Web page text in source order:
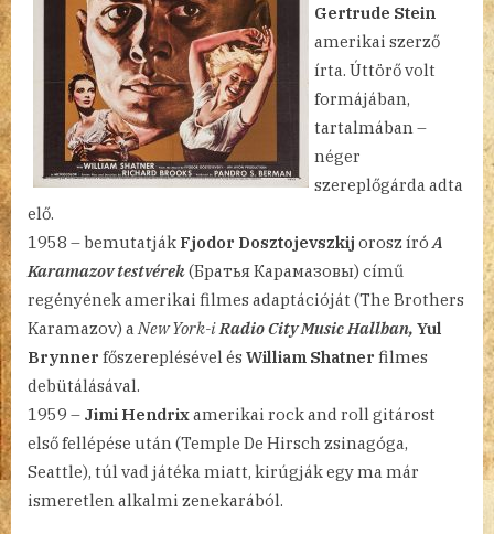
Gertrude Stein
amerikai szerző
írta. Úttörő volt
formájában,
tartalmában –
néger
szereplőgárda adta
elő.
1958 – bemutatják Fjodor Dosztojevszkij orosz íróA
Karamazov testvérek(Братья Карамазовы) című
regényének amerikai filmes adaptációját (The Brothers
Karamazov) aNew York-iRadio City Music Hallban, Yul
Brynner főszereplésével és William Shatner filmes
debütálásával.
1959 – Jimi Hendrixamerikai rock and roll gitárost
első fellépése után (Temple De Hirsch zsinagóga,
Seattle), túl vad játéka miatt, kirúgják egy ma már
ismeretlen alkalmi zenekarából.